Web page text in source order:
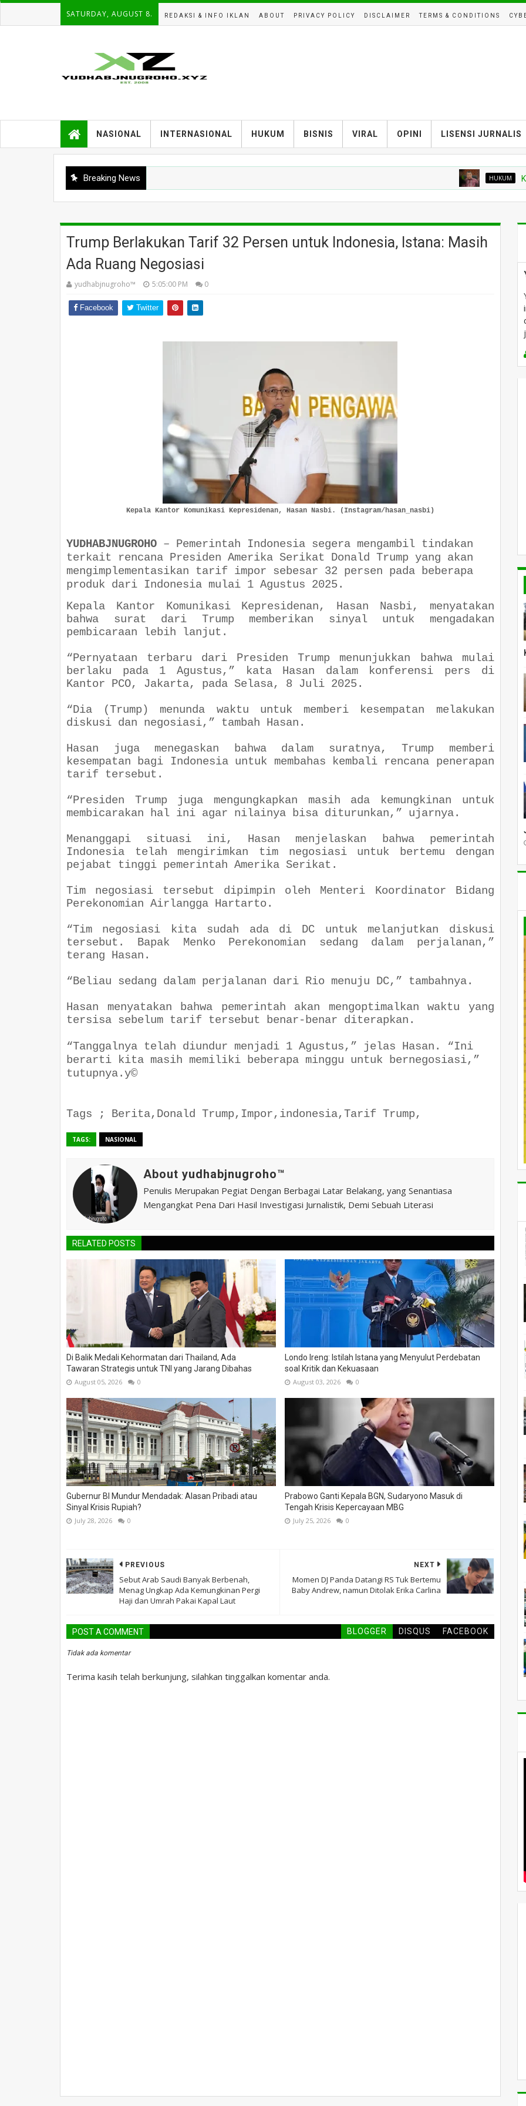
SATURDAY, AUGUST 8. REDAKSI & INFO IKLAN ABOUT PRIVACY POLICY DISCLAIMER TERMS & CONDITIONS
NASIONAL INTERNASIONAL HUKUM BISNIS VIRAL OPINI LISENSI JURNALIS
Breaking News HUKUM KPK
Trump Berlakukan Tarif 32 Persen untuk Indonesia, Istana: Masih
Ada Ruang Negosiasi
yudhabjnugroho™️ 5:05:00 PM 0
Facebook Twitter
Kepala Kantor Komunikasi Kepresidenan, Hasan Nasbi. (Instagram/hasan_nasbi)
YUDHABJNUGROHO – Pemerintah Indonesia segera mengambil tindakan
terkait rencana Presiden Amerika Serikat Donald Trump yang akan
mengimplementasikan tarif impor sebesar 32 persen pada beberapa
produk dari Indonesia mulai 1 Agustus 2025.
Kepala Kantor Komunikasi Kepresidenan, Hasan Nasbi, menyatakan
bahwa surat dari Trump memberikan sinyal untuk mengadakan
pembicaraan lebih lanjut.
“Pernyataan terbaru dari Presiden Trump menunjukkan bahwa mulai
berlaku pada 1 Agustus,” kata Hasan dalam konferensi pers di
Kantor PCO, Jakarta, pada Selasa, 8 Juli 2025.
“Dia (Trump) menunda waktu untuk memberi kesempatan melakukan
diskusi dan negosiasi,” tambah Hasan.
Hasan juga menegaskan bahwa dalam suratnya, Trump memberi
kesempatan bagi Indonesia untuk membahas kembali rencana penerapan
tarif tersebut.
“Presiden Trump juga mengungkapkan masih ada kemungkinan untuk
membicarakan hal ini agar nilainya bisa diturunkan,” ujarnya.
Menanggapi situasi ini, Hasan menjelaskan bahwa pemerintah
Indonesia telah mengirimkan tim negosiasi untuk bertemu dengan
pejabat tinggi pemerintah Amerika Serikat.
Tim negosiasi tersebut dipimpin oleh Menteri Koordinator Bidang
Perekonomian Airlangga Hartarto.
“Tim negosiasi kita sudah ada di DC untuk melanjutkan diskusi
tersebut. Bapak Menko Perekonomian sedang dalam perjalanan,”
terang Hasan.
“Beliau sedang dalam perjalanan dari Rio menuju DC,” tambahnya.
Hasan menyatakan bahwa pemerintah akan mengoptimalkan waktu yang
tersisa sebelum tarif tersebut benar-benar diterapkan.
“Tanggalnya telah diundur menjadi 1 Agustus,” jelas Hasan. “Ini
berarti kita masih memiliki beberapa minggu untuk bernegosiasi,”
tutupnya.y©
Tags ; Berita,Donald Trump,Impor,indonesia,Tarif Trump,
TAGS: NASIONAL
About yudhabjnugroho™️
Penulis Merupakan Pegiat Dengan Berbagai Latar Belakang, yang Senantiasa
Mengangkat Pena Dari Hasil Investigasi Jurnalistik, Demi Sebuah Literasi
RELATED POSTS
Di Balik Medali Kehormatan dari Thailand, Ada
Tawaran Strategis untuk TNI yang Jarang Dibahas
August 05, 2026 0
Londo Ireng: Istilah Istana yang Menyulut Perdebatan
soal Kritik dan Kekuasaan
August 03, 2026 0
Gubernur BI Mundur Mendadak: Alasan Pribadi atau
Sinyal Krisis Rupiah?
July 28, 2026 0
Prabowo Ganti Kepala BGN, Sudaryono Masuk di
Tengah Krisis Kepercayaan MBG
July 25, 2026 0
NEXT
Momen DJ Panda Datangi RS Tuk Bertemu
Baby Andrew, namun Ditolak Erika Carlina
PREVIOUS
Sebut Arab Saudi Banyak Berbenah,
Menag Ungkap Ada Kemungkinan Pergi
Haji dan Umrah Pakai Kapal Laut
POST A COMMENT BLOGGER DISQUS FACEBOOK
Tidak ada komentar
Terima kasih telah berkunjung, silahkan tinggalkan komentar anda.